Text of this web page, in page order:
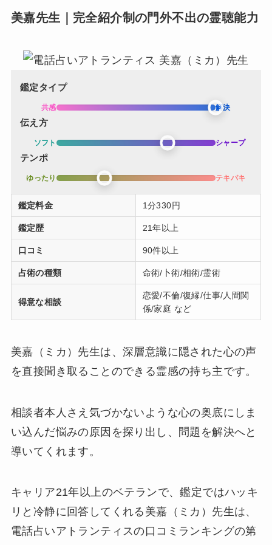
美嘉先生｜完全紹介制の門外不出の霊聴能力
鑑定タイプ
共感 解決
伝え方
ソフト シャープ
テンポ
ゆったり テキパキ
鑑定料金 1分330円
鑑定歴 21年以上
口コミ 90件以上
占術の種類 命術/卜術/相術/霊術
得意な相談
恋愛/不倫/復縁/仕事/人間関
係/家庭 など
美嘉（ミカ）先生は、深層意識に隠された心の声
を直接聞き取ることのできる霊感の持ち主です。
相談者本人さえ気づかないような心の奥底にしま
い込んだ悩みの原因を探り出し、問題を解決へと
導いてくれます。
キャリア21年以上のベテランで、鑑定ではハッキ
リと冷静に回答してくれる美嘉（ミカ）先生は、
電話占いアトランティスの口コミランキングの第